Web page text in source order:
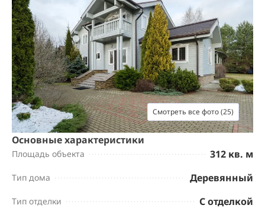
Смотреть все фото (25)
Основные характеристики
Площадь объекта 312 кв. м
Тип дома Деревянный
Тип отделки С отделкой